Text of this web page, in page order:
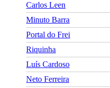
Carlos Leen
Minuto Barra
Portal do Frei
Riquinha
Luís Cardoso
Neto Ferreira